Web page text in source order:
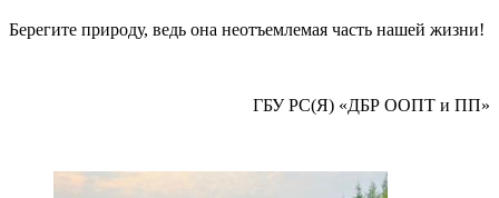
Берегите природу, ведь она неотъемлемая часть нашей жизни!
ГБУ РС(Я) «ДБР ООПТ и ПП»